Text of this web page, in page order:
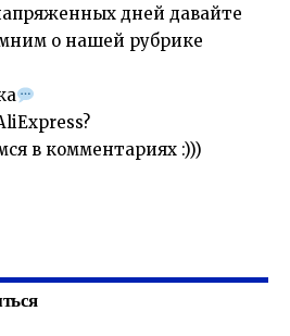
дней давайте
о нашей рубрике
в комментариях :)))